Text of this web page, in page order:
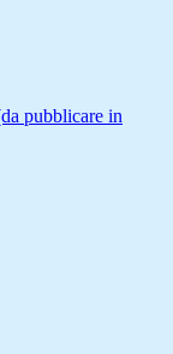
pubblicare in